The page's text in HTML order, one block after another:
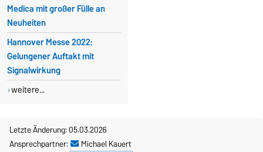
Medica mit großer Fülle an
Neuheiten
Hannover Messe 2022:
Gelungener Auftakt mit
Signalwirkung
weitere...
Letzte Änderung: 05.03.2026
Ansprechpartner:
Michael Kauert